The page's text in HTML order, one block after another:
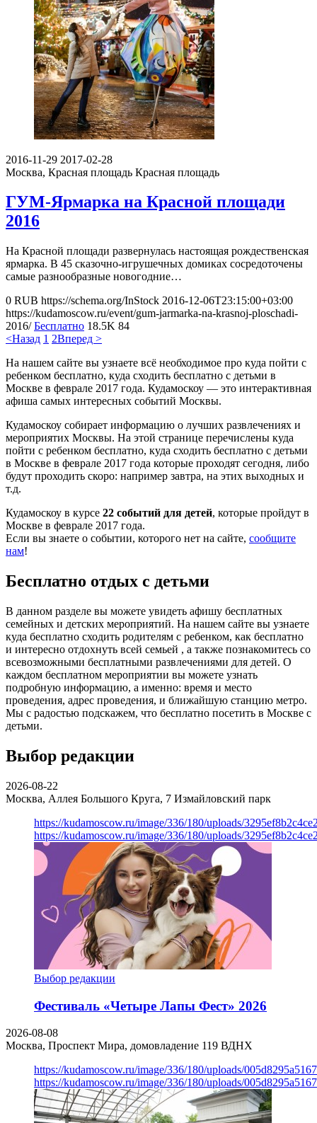
2016-11-29 2017-02-28
Москва, Красная площадь Красная площадь
ГУМ-Ярмарка на Красной площади
2016
На Красной площади развернулась настоящая рождественская
ярмарка. В 45 сказочно-игрушечных домиках сосредоточены
самые разнообразные новогодние…
0 RUB https://schema.org/InStock 2016-12-06T23:15:00+03:00
https://kudamoscow.ru/event/gum-jarmarka-na-krasnoj-ploschadi-
2016/ Бесплатно 18.5K 84
<Назад 1 2Вперед >
На нашем сайте вы узнаете всё необходимое про куда пойти с
ребенком бесплатно, куда сходить бесплатно с детьми в
Москве в феврале 2017 года. Кудамоскоу — это интерактивная
афиша самых интересных событий Москвы.
Кудамоскоу собирает информацию о лучших развлечениях и
мероприятих Москвы. На этой странице перечислены куда
пойти с ребенком бесплатно, куда сходить бесплатно с детьми
в Москве в феврале 2017 года которые проходят сегодня, либо
будут проходить скоро: например завтра, на этих выходных и
т.д.
Кудамоскоу в курсе 22 событий для детей, которые пройдут в
Москве в феврале 2017 года.
Если вы знаете о событии, которого нет на сайте, сообщите
нам!
Бесплатно отдых с детьми
В данном разделе вы можете увидеть афишу бесплатных
семейных и детских мероприятий. На нашем сайте вы узнаете
куда бесплатно сходить родителям с ребенком, как бесплатно
и интересно отдохнуть всей семьей , а также познакомитесь со
всевозможными бесплатными развлечениями для детей. О
каждом бесплатном мероприятии вы можете узнать
подробную информацию, а именно: время и место
проведения, адрес проведения, и ближайшую станцию метро.
Мы с радостью подскажем, что бесплатно посетить в Москве с
детьми.
Выбор редакции
2026-08-22
Москва, Аллея Большого Круга, 7 Измайловский парк
https://kudamoscow.ru/image/336/180/uploads/
https://kudamoscow.ru/image/336/180/uploads/
Выбор редакции
Фестиваль «Четыре Лапы Фест» 2026
2026-08-08
Москва, Проспект Мира, домовладение 119 ВДНХ
https://kudamoscow.ru/image/336/180/uploads/
https://kudamoscow.ru/image/336/180/uploads/